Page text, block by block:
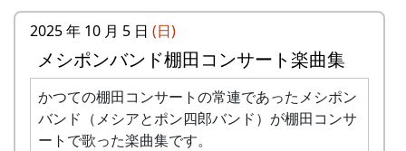
2025 年 10 月 5 日 (日)
メシポンバンド棚田コンサート楽曲集
かつての棚田コンサートの常連であったメシポン
バンド（メシアとポン四郎バンド）が棚田コンサ
ートで歌った楽曲集です。